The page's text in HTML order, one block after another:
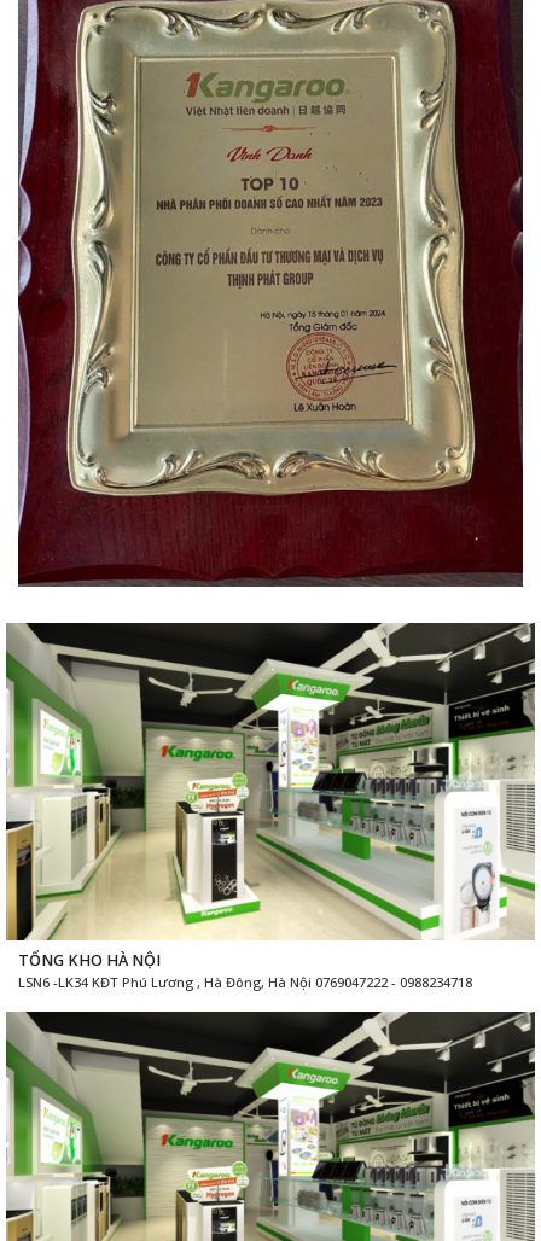
TỔNG KHO HÀ NỘI
LSN6 -LK34 KĐT Phú Lương , Hà Đông, Hà Nội 0769047222 - 0988234718